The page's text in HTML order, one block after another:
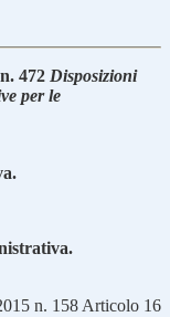
472 Disposizioni
per le
n. 158 Articolo 16